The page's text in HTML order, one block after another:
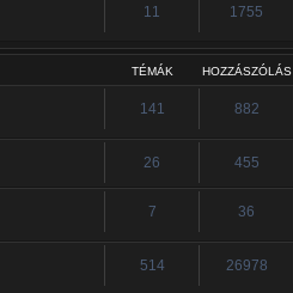
11 1755
TÉMÁK HOZZÁSZÓLÁS
141 882
26 455
7 36
514 26978